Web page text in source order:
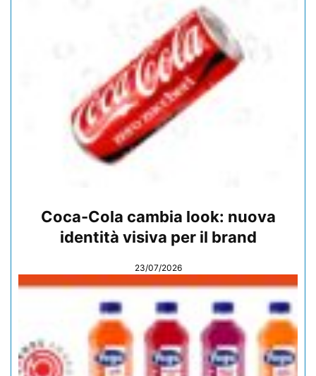
Coca-Cola cambia look: nuova
identità visiva per il brand
23/07/2026